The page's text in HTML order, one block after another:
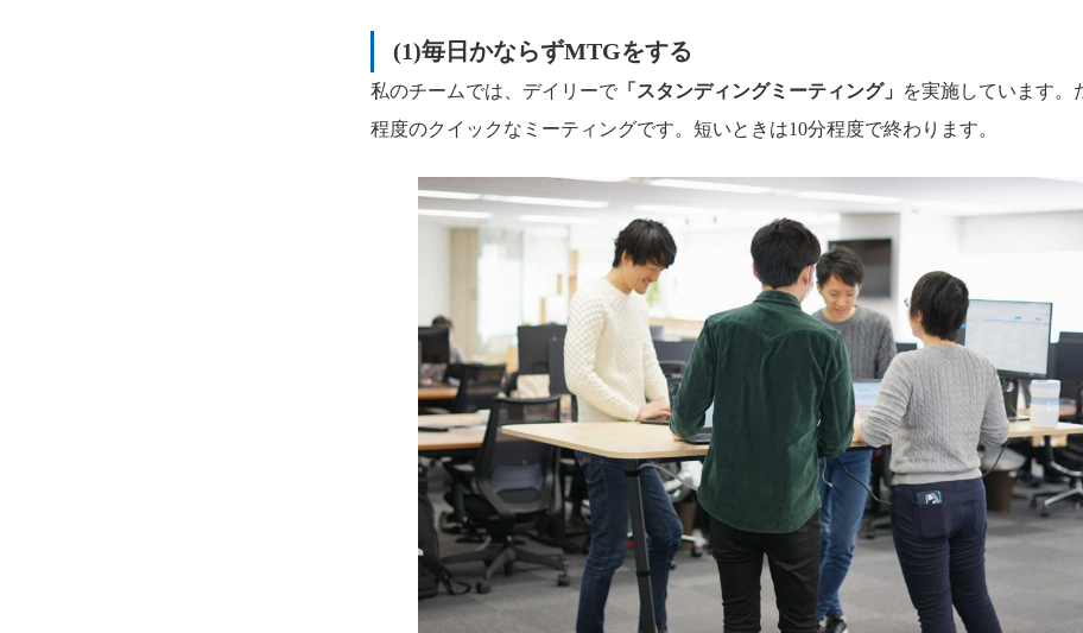
(1)毎日かならずMTGをする
私のチームでは、デイリーで 「スタンディングミーティング」
を実施しています。
程度のクイックなミーティングです。短いときは10分程度で終わります。